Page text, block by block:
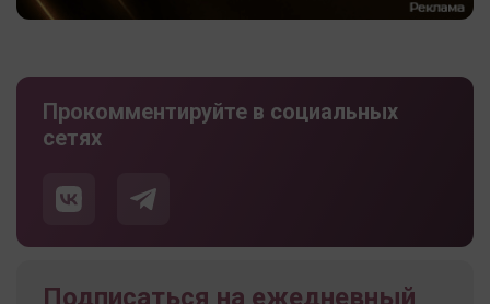
Прокомментируйте в социальных
сетях